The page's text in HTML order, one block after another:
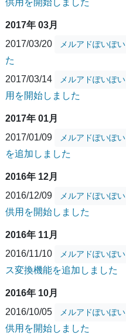
供用を開始しました
2017年 03月
2017/03/20
メルアドぽいぽい
た
2017/03/14
メルアドぽいぽい
用を開始しました
2017年 01月
2017/01/09
メルアドぽいぽい
を追加しました
2016年 12月
2016/12/09
メルアドぽいぽい
供用を開始しました
2016年 11月
2016/11/10
メルアドぽいぽい
ス変換機能を追加しました
2016年 10月
2016/10/05
メルアドぽいぽい
供用を開始しました